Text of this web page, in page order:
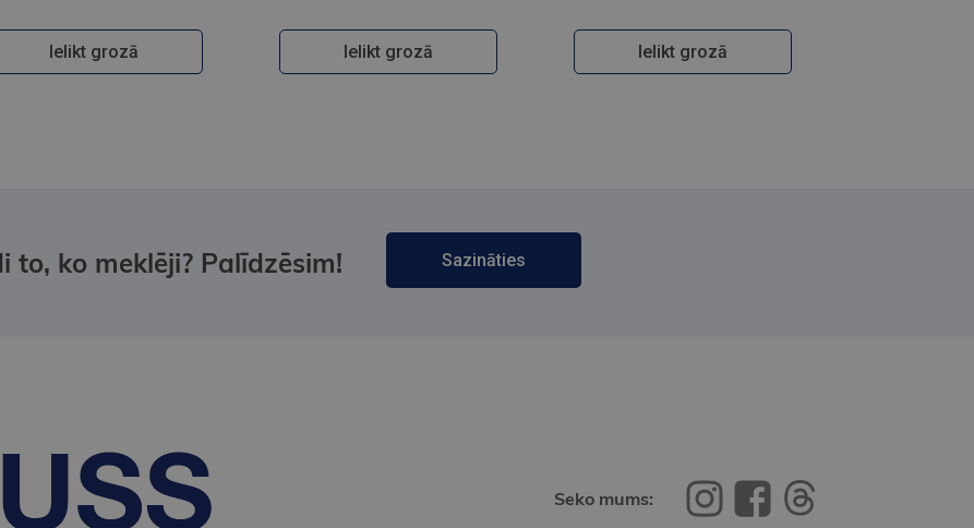
Ielikt grozā Ielikt grozā Ielikt grozā
to, ko meklēji? Palīdzēsim! Sazināties
Seko mums: